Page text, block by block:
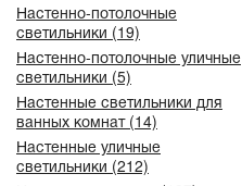
Настенно-потолочные
светильники (19)
Настенно-потолочные уличные
светильники (5)
Настенные светильники для
ванных комнат (14)
Настенные уличные
светильники (212)